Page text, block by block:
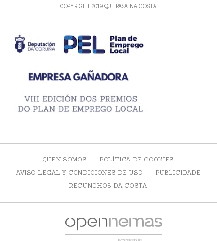
COPYRIGHT 2019 QUE PASA NA COSTA
QUEN SOMOS
POLÍTICA DE COOKIES
AVISO LEGAL Y CONDICIONES DE USO
PUBLICIDADE
RECUNCHOS DA COSTA